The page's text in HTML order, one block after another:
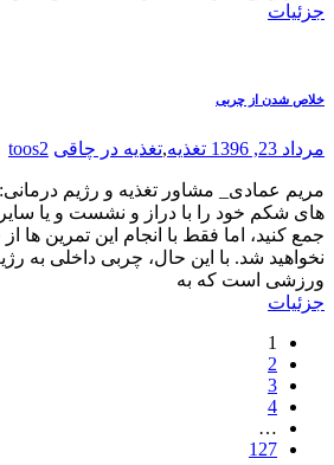
جزئیات
خلاص شدن از چربی
مرداد 23, 1396 تغذیه,تغذیه در چاقی toos2
مریم عمادی_ مشاور تغذیه و رژیم
های شکم خود را با دراز و نشست و یا
جمع کنید، اما فقط با انجام این تمرین
نخواهید شد. با این حال، چربی داخلی به
ورزشی است که به
جزئیات
1
2
3
4
…
127